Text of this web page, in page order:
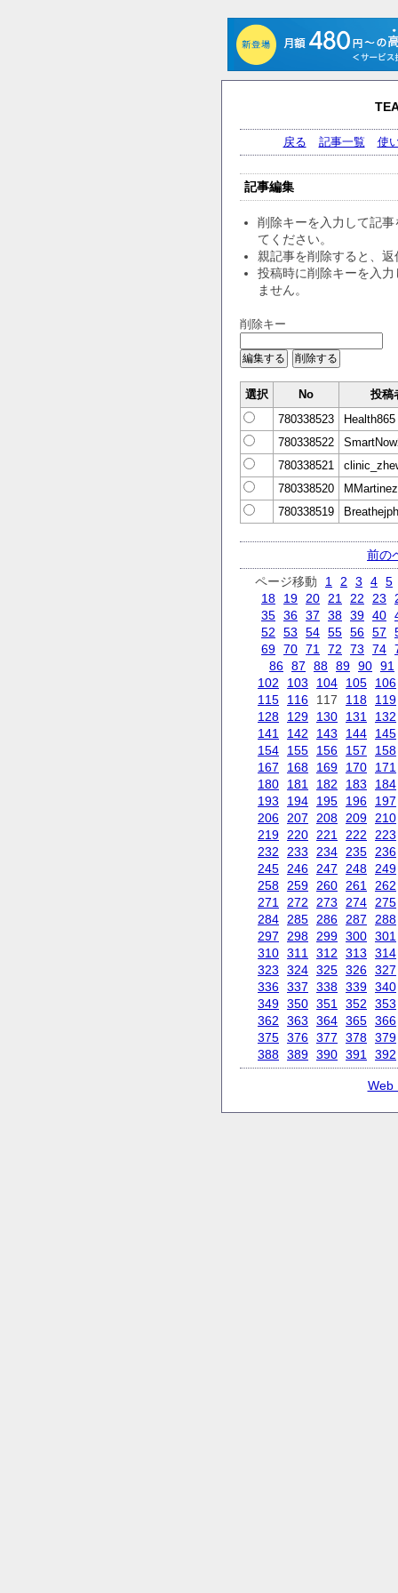
戻る 記事一覧 使
記事編集
削除キーを入力して記事
てください。
親記事を削除すると、
投稿時に削除キーを入
ません。
削除キー
選択 No
投稿
780338523
Health865
780338522
780338521
780338520
780338519
前の
ページ移動
1 2 3 4 5
18
19 20 21 22 23
35 36 37 38 39 40
52
53 54 55 56 57
69 70 71 72 73 74
86 87 88 89 90 91
102
103 104 105
106
115
116 117 118
119
128
129 130 131
132
141
142 143 144
145
154
155 156 157
158
167
168 169 170
171
180
181 182 183
184
193
194 195 196
197
206
207 208 209
210
219
220 221 222
223
232
233 234 235
236
245
246 247 248
249
258
259 260 261
262
271
272 273 274
275
284
285 286 287
288
297
298 299 300 301
310 311 312 313
314
323
324 325 326 327
336 337 338 339 340
349 350 351 352
353
362
363 364 365 366
375 376 377 378 379
388 389 390 391 392
Web